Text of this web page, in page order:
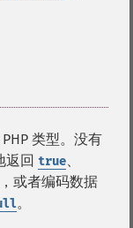
类型。没有
返回 true、
或者编码数据
。